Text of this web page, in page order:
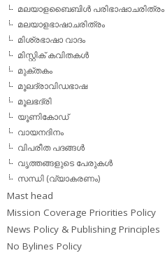
മലയാളബൈബിള്‍ പരിഭാഷാചരിത്രം
മലയാളഭാഷാചരിത്രം
മിശ്രഭാഷാ വാദം
മിസ്റ്റിക് കവിതകള്‍
മുക്തകം
മൂലദ്രാവിഡഭാഷ
മൂലഭദ്രി
യൂണികോഡ്
വായനദിനം
വിപരീത പദങ്ങള്‍
വൃത്തങ്ങളുടെ പേരുകള്‍
സന്ധി (വ്യാകരണം)
Mast head
Mission Coverage Priorities Policy
News Policy & Publishing Principles
No Bylines Policy